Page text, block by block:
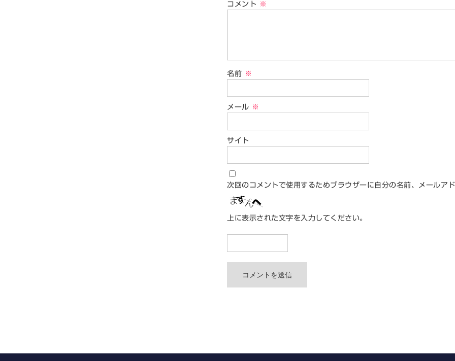
コメント ※
名前 ※
メール ※
サイト
次回のコメントで使用するためブラウザーに自分の名前、メールア
上に表示された文字を入力してください。